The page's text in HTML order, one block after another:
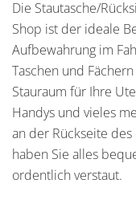
Die Stautasche/
Shop ist der ideale
Aufbewahrung im
Taschen und
Stauraum für Ihre
Handys und vieles
an der Rückseite
haben Sie alles
ordentlich verstaut.